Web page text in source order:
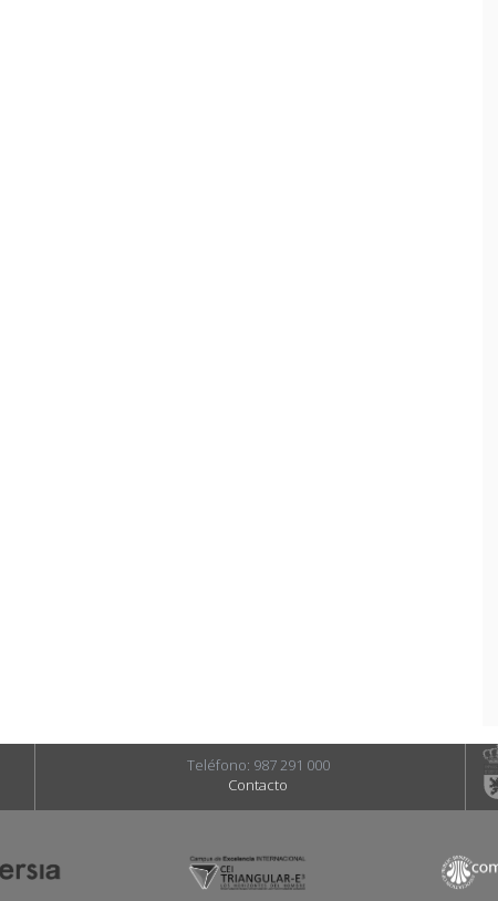
Teléfono: 987 291 000
Contacto